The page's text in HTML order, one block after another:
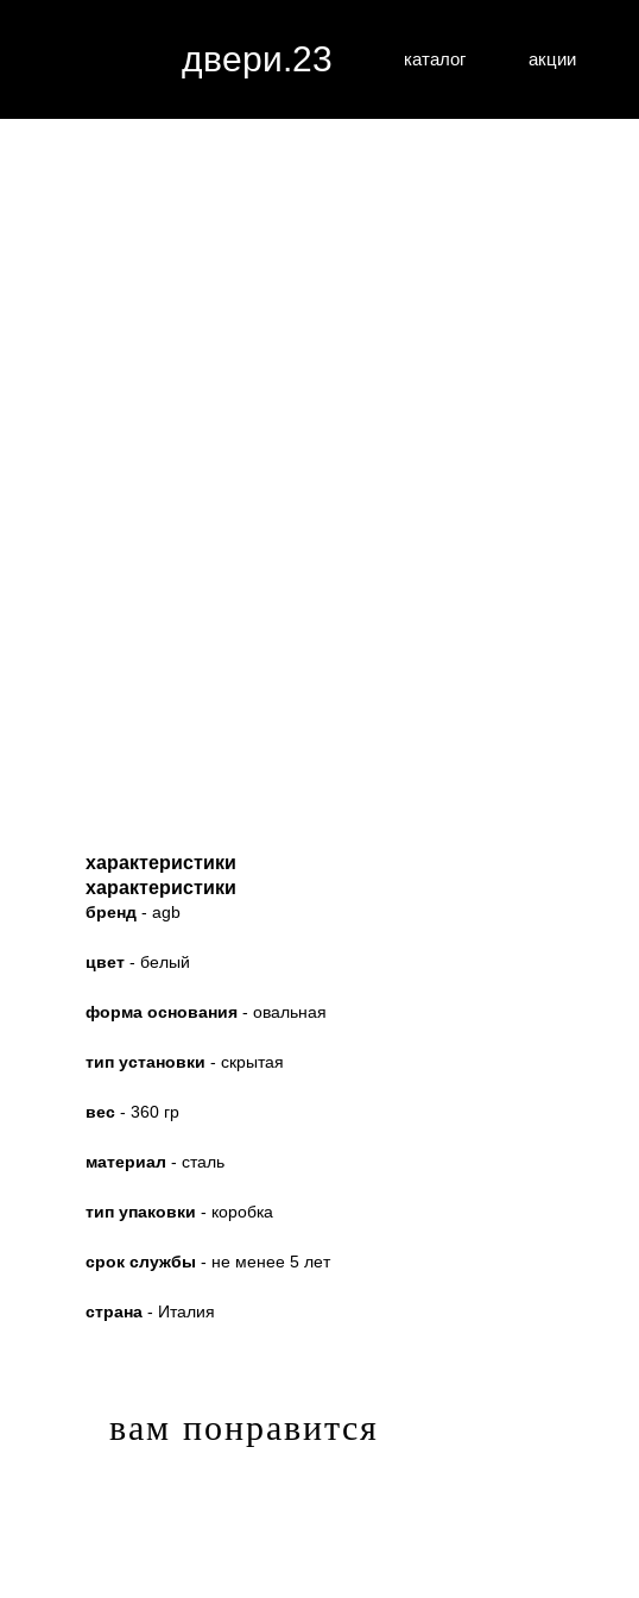
каталог акции
двери.23
характеристики
характеристики
бренд - agb
цвет - белый
форма основания - овальная
тип установки - скрытая
вес - 360 гр
материал - сталь
тип упаковки - коробка
срок службы - не менее 5 лет
страна - Италия
вам понравится